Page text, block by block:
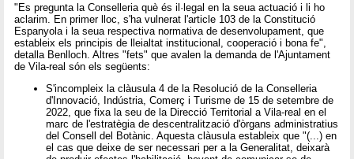
"Es pregunta la Conselleria què és il·legal en la seua actuació i li ho
aclarim. En primer lloc, s'ha vulnerat l'article 103 de la Constitució
Espanyola i la seua respectiva normativa de desenvolupament, que
estableix els principis de lleialtat institucional, cooperació i bona fe",
detalla Benlloch. Altres "fets" que avalen la demanda de l'Ajuntament
de Vila-real són els següents:
S'incompleix la clàusula 4 de la Resolució de la Conselleria
d'Innovació, Indústria, Comerç i Turisme de 15 de setembre de
2022, que fixa la seu de la Direcció Territorial a Vila-real en el
marc de l'estratègia de descentralització d'òrgans administratius
del Consell del Botànic. Aquesta clàusula estableix que "(...) en
el cas que deixe de ser necessari per a la Generalitat, deixarà